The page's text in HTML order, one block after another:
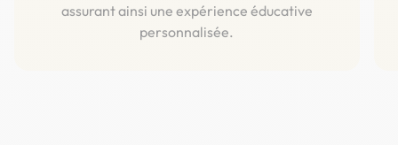
assurant ainsi une expérience éducative
personnalisée.